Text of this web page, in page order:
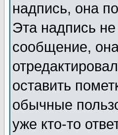
надпись, она
Эта надпись
сообщение,
оставить
обычные
уже кто-то